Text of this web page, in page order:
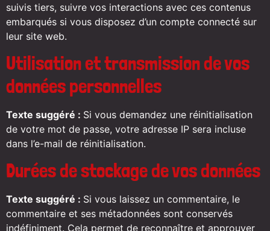
suivis tiers, suivre vos interactions avec ces contenus
embarqués si vous disposez d’un compte connecté sur
leur site web.
Utilisation et transmission de vos
données personnelles
Texte suggéré : Si vous demandez une réinitialisation
de votre mot de passe, votre adresse IP sera incluse
dans l’e-mail de réinitialisation.
Durées de stockage de vos données
Texte suggéré : Si vous laissez un commentaire, le
commentaire et ses métadonnées sont conservés
indéfiniment. Cela permet de reconnaître et approuver